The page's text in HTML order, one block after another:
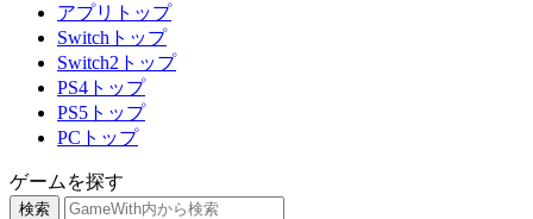
アプリトップ
Switchトップ
Switch2トップ
PS4トップ
PS5トップ
PCトップ
ゲームを探す
検索